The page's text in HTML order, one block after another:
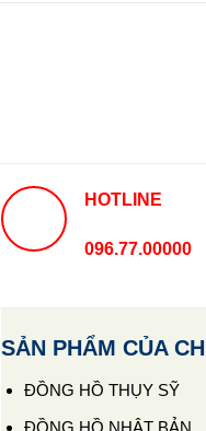
HOTLINE
096.77.00000
SẢN PHẨM CỦA
ĐỒNG HỒ THỤY SỸ